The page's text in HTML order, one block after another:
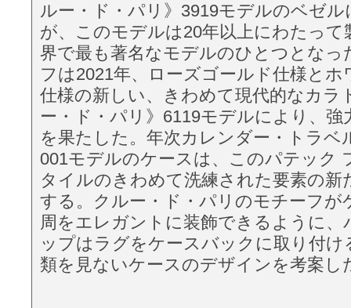
ルー・ド・パリ》3919モデルのベゼ
が、このモデルは20年以上にわたって
界で最も著名なモデルのひとつとなっ
フは2021年、ローズゴールド仕様と
仕様の新しい、きわめて現代的なカラ
ー・ド・パリ》6119モデルにより、
を果たした。年次カレンダー・トラベ
001モデルのケースは、このパテック
タイルのきわめて洗練された要素の新
する。クルー・ド・パリのモチーフが
周をエレガントに装飾できるように、
ップはラグをケースバックに取り付け
類を見ないケースのデザインを考案し